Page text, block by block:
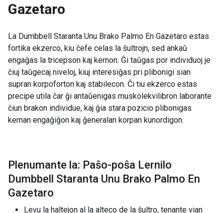
Gazetaro
La Dumbbell Staranta Unu Brako Palmo En Gazetaro estas
fortika ekzerco, kiu ĉefe celas la ŝultrojn, sed ankaŭ
engaĝas la tricepson kaj kernon. Ĝi taŭgas por individuoj je
ĉiuj taŭgecaj niveloj, kiuj interesiĝas pri plibonigi sian
supran korpoforton kaj stabilecon. Ĉi tiu ekzerco estas
precipe utila ĉar ĝi antaŭenigas muskolekvilibron laborante
ĉiun brakon individue, kaj ĝia stara pozicio plibonigas
kernan engaĝiĝon kaj ĝeneralan korpan kunordigon.
Plenumante la: Paŝo-poŝa Lernilo
Dumbbell Staranta Unu Brako Palmo En
Gazetaro
Levu la haltejon al la alteco de la ŝultro, tenante vian